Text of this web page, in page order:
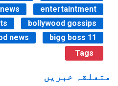
entertaintment
bollywood gossips
news
bigg boss 11
Tags
متعلقہ خبریں